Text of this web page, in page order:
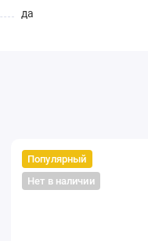
да
Популярный
Нет в наличии